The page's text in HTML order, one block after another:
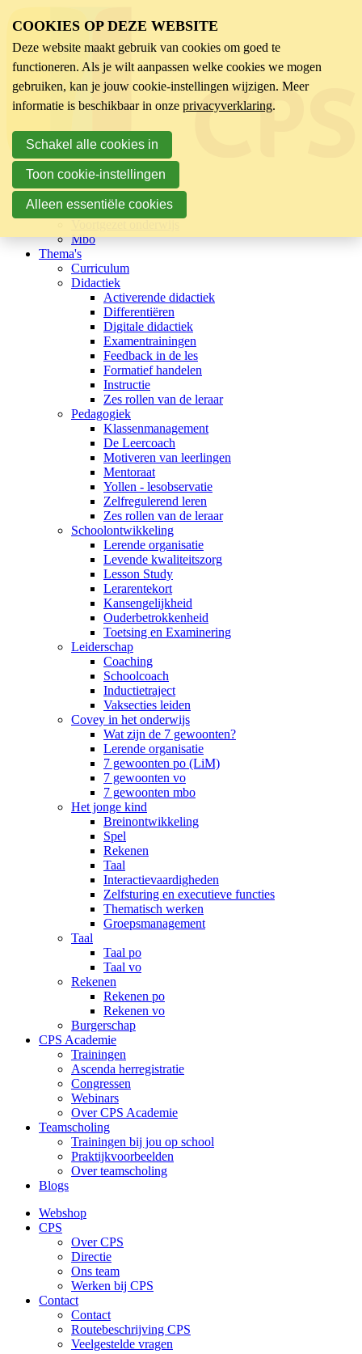
Sector
Kinderopvang
Basisonderwijs
Mbo
Thema's
Curriculum
Didactiek
Activerende didactiek
Differentiëren
Digitale didactiek
Examentrainingen
Feedback in de les
Formatief handelen
Instructie
Zes rollen van de leraar
Pedagogiek
Klassenmanagement
De Leercoach
Motiveren van leerlingen
Mentoraat
Yollen - lesobservatie
Zelfregulerend leren
Zes rollen van de leraar
Schoolontwikkeling
Lerende organisatie
Levende kwaliteitszorg
Lesson Study
Lerarentekort
Kansengelijkheid
Ouderbetrokkenheid
Toetsing en Examinering
Leiderschap
Coaching
Schoolcoach
Inductietraject
Vaksecties leiden
Covey in het onderwijs
Wat zijn de 7 gewoonten?
Lerende organisatie
7 gewoonten po (LiM)
7 gewoonten vo
7 gewoonten mbo
Het jonge kind
Breinontwikkeling
Spel
Rekenen
Taal
Interactievaardigheden
Zelfsturing en executieve functies
Thematisch werken
Groepsmanagement
Taal
Taal po
Taal vo
Rekenen
Rekenen po
Rekenen vo
Burgerschap
CPS Academie
Trainingen
Ascenda herregistratie
Congressen
Webinars
Over CPS Academie
Teamscholing
Trainingen bij jou op school
Praktijkvoorbeelden
Over teamscholing
Blogs
Webshop
CPS
Over CPS
Directie
Ons team
Werken bij CPS
Contact
Contact
Routebeschrijving CPS
Veelgestelde vragen
COOKIES OP DEZE WEBSITE
Deze website maakt gebruik van cookies om goed te
functioneren. Als je wilt aanpassen welke cookies we mogen
gebruiken, kan je jouw cookie-instellingen wijzigen. Meer
informatie is beschikbaar in onze privacyverklaring.
Schakel alle cookies in
Toon cookie-instellingen
Alleen essentiële cookies